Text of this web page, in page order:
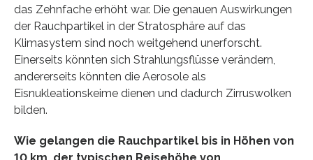
das Zehnfache erhöht war. Die genauen Auswirkungen
der Rauchpartikel in der Stratosphäre auf das
Klimasystem sind noch weitgehend unerforscht.
Einerseits könnten sich Strahlungsflüsse verändern,
andererseits könnten die Aerosole als
Eisnukleationskeime dienen und dadurch Zirruswolken
bilden.
Wie gelangen die Rauchpartikel bis in Höhen von